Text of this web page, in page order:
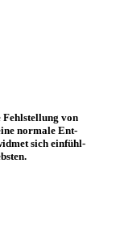
Fehl­stellung von
normale Ent­
sich ein­fühl­